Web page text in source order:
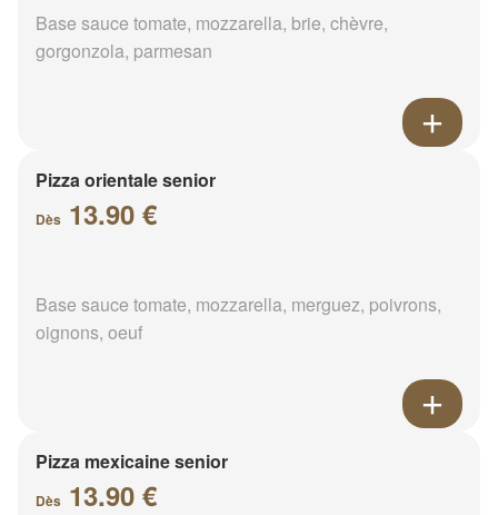
Base sauce tomate, mozzarella, brie, chèvre,
gorgonzola, parmesan
Pizza orientale senior
Dès 13.90 €
Base sauce tomate, mozzarella, merguez, poivrons,
oignons, oeuf
Pizza mexicaine senior
Dès 13.90 €